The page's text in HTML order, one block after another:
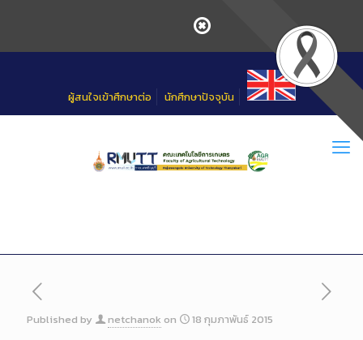
ผู้สนใจเข้าศึกษาต่อ นักศึกษาปัจจุบัน
Published by netchanok on 18 กุมภาพันธ์ 2015